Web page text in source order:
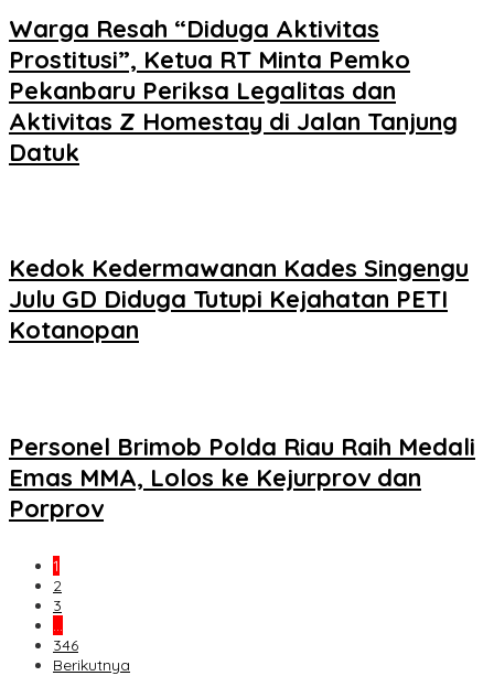
Warga Resah “Diduga Aktivitas
Prostitusi”, Ketua RT Minta Pemko
Pekanbaru Periksa Legalitas dan
Aktivitas Z Homestay di Jalan Tanjung
Datuk
Kedok Kedermawanan Kades Singengu
Julu GD Diduga Tutupi Kejahatan PETI
Kotanopan
Personel Brimob Polda Riau Raih Medali
Emas MMA, Lolos ke Kejurprov dan
Porprov
1
2
3
…
346
Berikutnya